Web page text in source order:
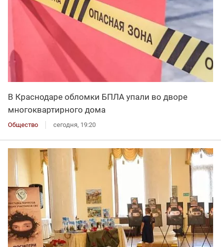
В Краснодаре обломки БПЛА упали во дворе
многоквартирного дома
Общество сегодня, 19:20